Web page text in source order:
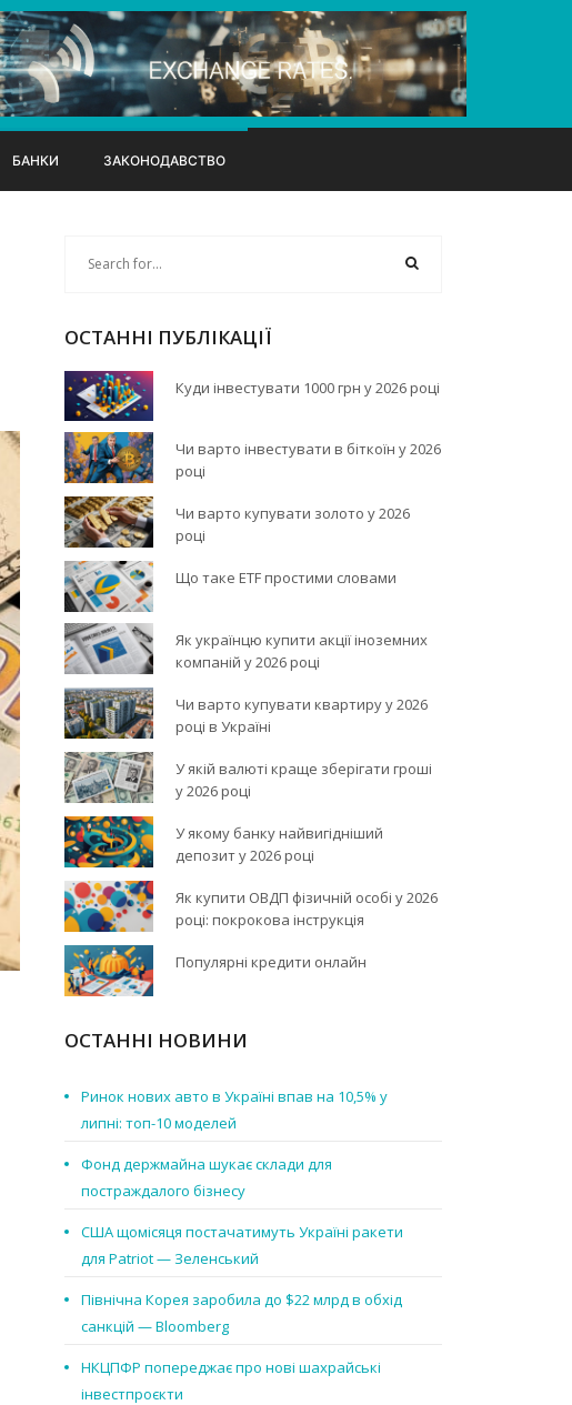
БАНКИ ЗАКОНОДАВСТВО
ОСТАННІ ПУБЛІКАЦІЇ
Куди інвестувати 1000 грн у 2026 році
Чи варто інвестувати в біткоїн у 2026
році
Чи варто купувати золото у 2026
році
Що таке ETF простими словами
Як українцю купити акції іноземних
компаній у 2026 році
Чи варто купувати квартиру у 2026
році в Україні
У якій валюті краще зберігати гроші
у 2026 році
У якому банку найвигідніший
депозит у 2026 році
Як купити ОВДП фізичній особі у 2026
році: покрокова інструкція
Популярні кредити онлайн
ОСТАННІ НОВИНИ
Ринок нових авто в Україні впав на 10,5% у
липні: топ-10 моделей
Фонд держмайна шукає склади для
постраждалого бізнесу
США щомісяця постачатимуть Україні ракети
для Patriot — Зеленський
Північна Корея заробила до $22 млрд в обхід
санкцій — Bloomberg
НКЦПФР попереджає про нові шахрайські
інвестпроєкти